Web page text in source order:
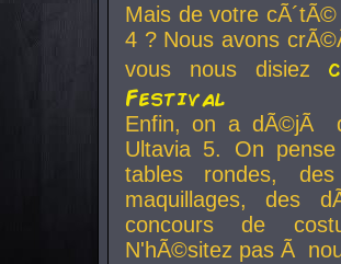
Mais de votre
4 ? Nous avons
vous nous disiez
Festival
Enfin, on a dÃ©jÃ
Ultavia 5. On
tables rondes,
maquillages, des
concours de
N'hÃ©sitez pas Ã